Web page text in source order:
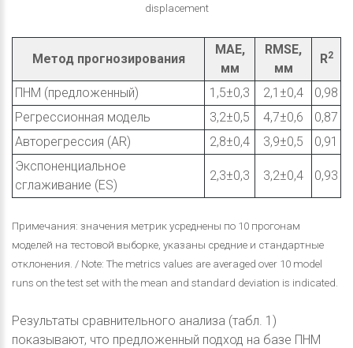
displacement
Метод прогнозирования
MAE,
мм
RMSE,
мм
R2
ПНМ (предложенный) 1,5±0,3 2,1±0,4
0,98
Регрессионная модель
3,2±0,5 4,7±0,6
0,87
Авторегрессия (AR)
2,8±0,4 3,9±0,5
0,91
Экспоненциальное
сглаживание (ES)
2,3±0,3 3,2±0,4 0,93
Примечания: значения метрик усреднены по 10 прогонам
моделей на тестовой выборке, указаны средние и стандартные
отклонения. / Note: The metrics values are averaged over 10 model
runs on the test set with the mean and standard deviation is indicated.
Результаты сравнительного анализа (табл. 1)
показывают, что предложенный подход на базе ПНМ